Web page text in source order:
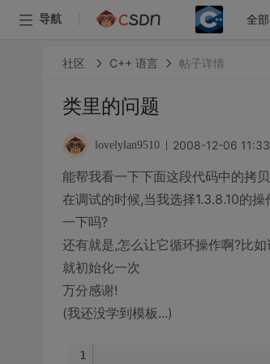
导航 全部
社区 C++ 语言 帖子详情
类里的问题
lovelylan9510 2008-12-06
能帮我看一下下面这段代码中的拷
在调试的时候,当我选择1.3.8.10的
一下吗?
还有就是,怎么让它循环操作啊?比
就初始化一次
万分感谢!
(我还没学到模板...)